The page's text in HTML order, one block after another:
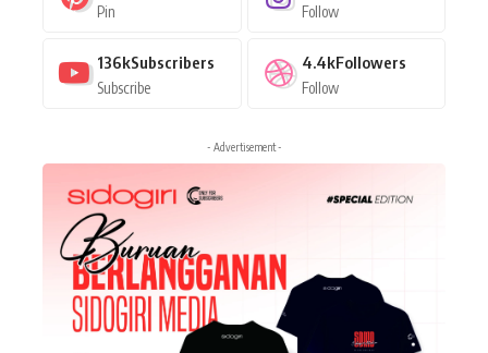
Pin Follow
136kSubscribers
Subscribe
4.4kFollowers
Follow
- Advertisement -